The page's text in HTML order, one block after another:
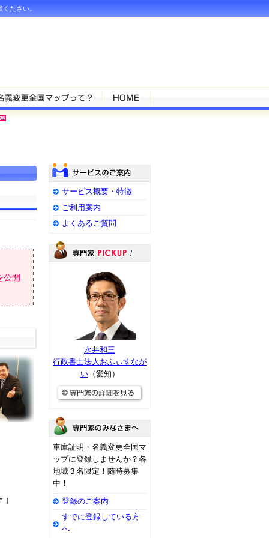
ださい。
公開
サービス概要・特徴
ご利用案内
よくあるご質問
永井和三
行政書士法人おふぃすなが
い（愛知）
車庫証明・名義変更全国マ
ップに登録しませんか？各
地域３名限定！随時募集
中！
登録のご案内
すでに登録している方
へ